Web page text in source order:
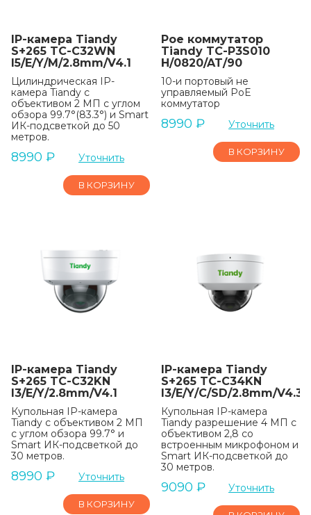
IP-камера Tiandy
S+265 TC-C32WN
I5/E/Y/M/2.8mm/V4.1
Цилиндрическая IP-
камера Tiandy с
объективом 2 МП с углом
обзора 99.7°(83.3°) и Smart
ИК-подсветкой до 50
метров.
8990 ₽ Уточнить
В КОРЗИНУ
Poe коммутатор
Tiandy TC-P3S010
H/0820/AT/90
10-и портовый не
управляемый РоЕ
коммутатор
8990 ₽ Уточнить
В КОРЗИНУ
IP-камера Tiandy
S+265 TC-C32KN
I3/E/Y/2.8mm/V4.1
Купольная IP-камера
Tiandy с объективом 2 МП
с углом обзора 99.7° и
Smart ИК-подсветкой до
30 метров.
8990 ₽ Уточнить
В КОРЗИНУ
IP-камера Tiandy
S+265 TC-C34KN
I3/E/Y/C/SD/2.8mm/V4.3
Купольная IP-камера
Tiandy разрешение 4 МП с
объективом 2,8 со
встроенным микрофоном и
Smart ИК-подсветкой до
30 метров.
9090 ₽ Уточнить